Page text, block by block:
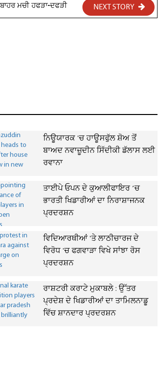
ਮਚੀ ਹਫੜਾ-ਦਫੜੀ NEXT STORY
ਨਿਊਯਾਰਕ 'ਚ ਹਾਊਸਫੁੱਲ ਸ਼ੋਅ ਤੋਂ
ਬਾਅਦ ਨਵਾਜ਼ੂਦੀਨ ਸਿੱਦੀਕੀ ਡੱਲਾਸ ਲਈ
ਰਵਾਨਾ
ਤਾਈਪੇ ਓਪਨ ਦੇ ਕੁਆਲੀਫਾਇਰ ’ਚ
ਭਾਰਤੀ ਖਿਡਾਰੀਆਂ ਦਾ ਨਿਰਾਸ਼ਾਜਨਕ
ਪ੍ਰਦਰਸ਼ਨ
ਵਿਦਿਆਰਥੀਆਂ 'ਤੇ ਲਾਠੀਚਾਰਜ ਦੇ
ਵਿਰੋਧ 'ਚ ਫਗਵਾੜਾ ਵਿਖੇ ਸਾਂਝਾ ਰੋਸ
ਪ੍ਰਦਰਸ਼ਨ
ਰਾਸ਼ਟਰੀ ਕਰਾਟੇ ਮੁਕਾਬਲੇ : ਉੱਤਰ
ਪ੍ਰਦੇਸ਼ ਦੇ ਖਿਡਾਰੀਆਂ ਦਾ ਤਾਮਿਲਨਾਡੂ
ਵਿੱਚ ਸ਼ਾਨਦਾਰ ਪ੍ਰਦਰਸ਼ਨ